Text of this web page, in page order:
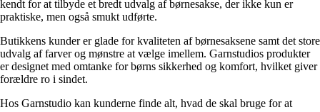
kendt for at tilbyde et bredt udvalg af børnesakse, der ikke kun er
praktiske, men også smukt udførte.
Butikkens kunder er glade for kvaliteten af børnesaksene samt det store
udvalg af farver og mønstre at vælge imellem. Garnstudios produkter
er designet med omtanke for børns sikkerhed og komfort, hvilket giver
forældre ro i sindet.
Hos Garnstudio kan kunderne finde alt, hvad de skal bruge for at